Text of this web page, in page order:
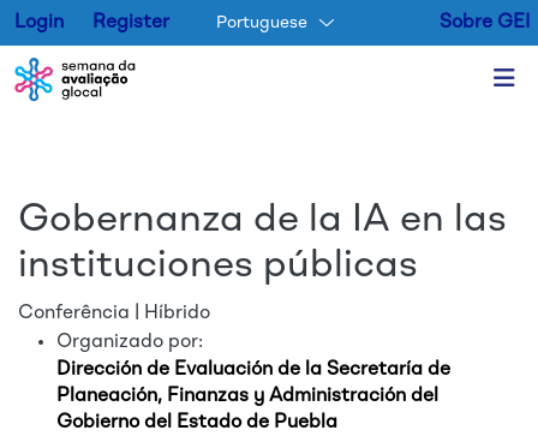
Login Register Portuguese Sobre GEI
Gobernanza de la IA en las
instituciones públicas
Conferência | Híbrido
Organizado por:
Dirección de Evaluación de la Secretaría de
Planeación, Finanzas y Administración del
Gobierno del Estado de Puebla